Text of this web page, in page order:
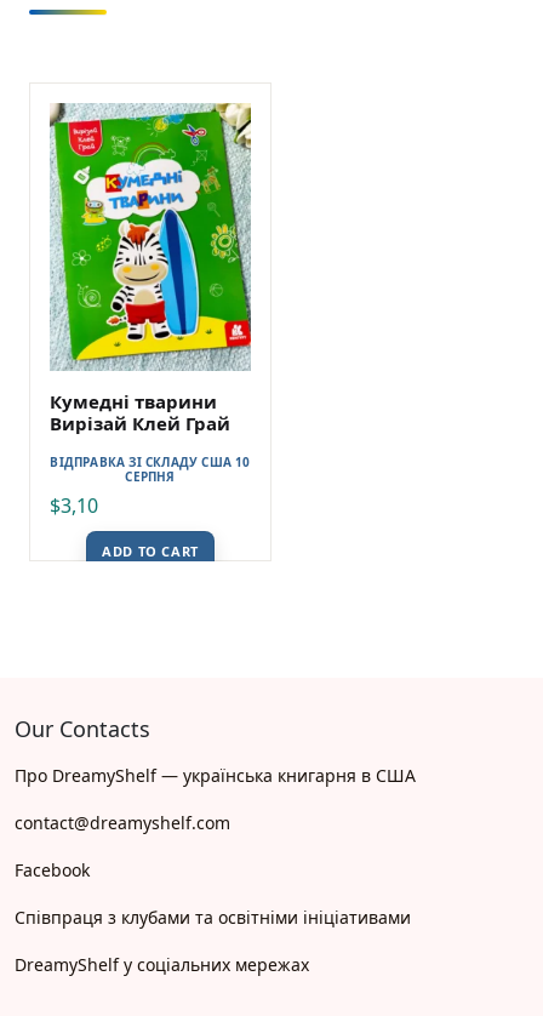
Кумедні тварини
Вирізай Клей Грай
ВІДПРАВКА ЗІ СКЛАДУ США 10
СЕРПНЯ
$3,10
ADD TO CART
Our Contacts
Про DreamyShelf — українська книгарня в США
contact@dreamyshelf.com
Facebook
Співпраця з клубами та освітніми ініціативами
DreamyShelf у соціальних мережах